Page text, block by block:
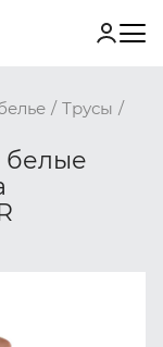
/ Трусы /
белые